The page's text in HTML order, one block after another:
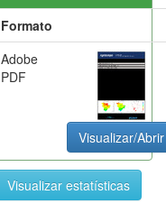
Formato
Adobe
PDF
Visualizar/Abrir
Visualizar estatísticas